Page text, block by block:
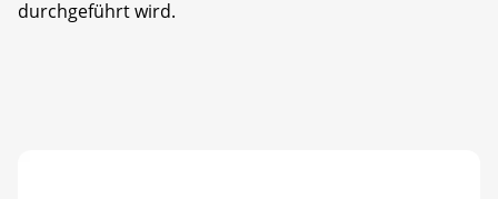
durchgeführt wird.